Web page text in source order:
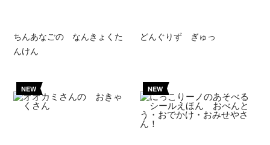
ちんあなごの なんきょくた
んけん
どんぐりず ぎゅっ
NEW NEW